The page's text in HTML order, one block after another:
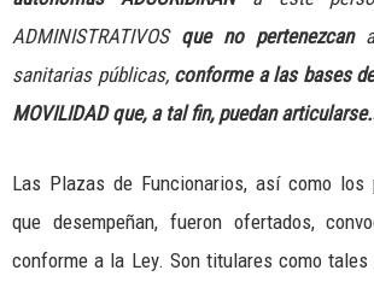
ADMINISTRATIVOS que no pertenezcana
sanitarias públicas, conforme a las bases
MOVILIDAD que, a tal fin, puedan articularse.
Las Plazas de Funcionarios, así como los
que desempeñan, fueron ofertados,
conforme a la Ley. Son titulares como